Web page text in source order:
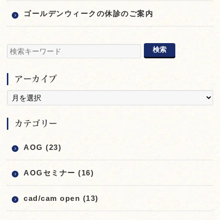
ゴールデンウィークの休診のご案内
アーカイブ
カテゴリー
AOG (23)
AOGセミナー (16)
cad/cam open (13)